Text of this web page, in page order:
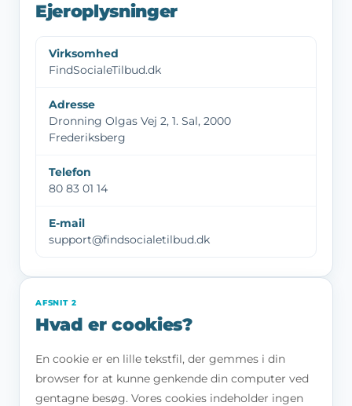
Ejeroplysninger
Virksomhed
FindSocialeTilbud.dk
Adresse
Dronning Olgas Vej 2, 1. Sal, 2000
Frederiksberg
Telefon
80 83 01 14
E-mail
support@findsocialetilbud.dk
AFSNIT 2
Hvad er cookies?
En cookie er en lille tekstfil, der gemmes i din
browser for at kunne genkende din computer ved
gentagne besøg. Vores cookies indeholder ingen